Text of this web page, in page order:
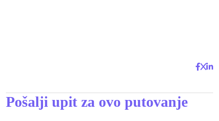
Pošalji upit za ovo putovanje